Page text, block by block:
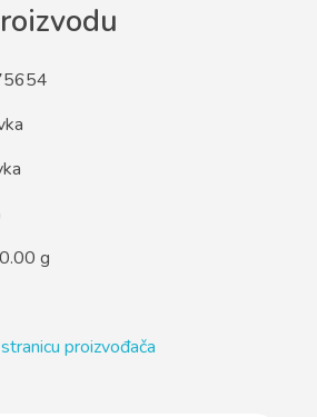
g
proizvođača